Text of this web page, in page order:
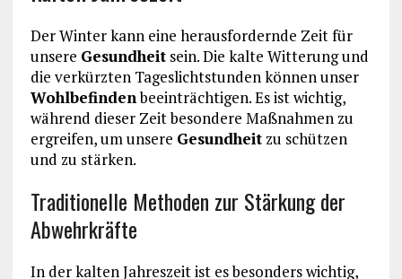
Der Winter kann eine herausfordernde Zeit für
unsere Gesundheitsein. Die kalte Witterung und
die verkürzten Tageslichtstunden können unser
Wohlbefindenbeeinträchtigen. Es ist wichtig,
während dieser Zeit besondere Maßnahmen zu
ergreifen, um unsere Gesundheitzu schützen
und zu stärken.
Traditionelle Methoden zur Stärkung der
Abwehrkräfte
In der kalten Jahreszeit ist es besonders wichtig,